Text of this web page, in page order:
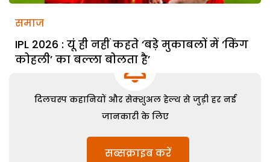
समाज
IPL 2026 : यूं ही नहीं कहते ‘बड़े मुकाबलों में ‘किंग
कोहली’ का बल्ला बोलता है’
दिलचस्प कहानियों और सेक्शुअल हेल्थ से जुड़ी हर नई
जानकारी के लिए
सब्सक्राइब करें